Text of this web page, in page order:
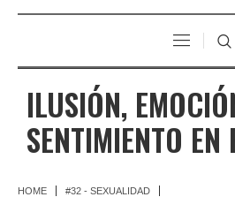
ILUSIÓN,
SENTIMIENTO EN
HOME
#32 - SEXUALIDAD